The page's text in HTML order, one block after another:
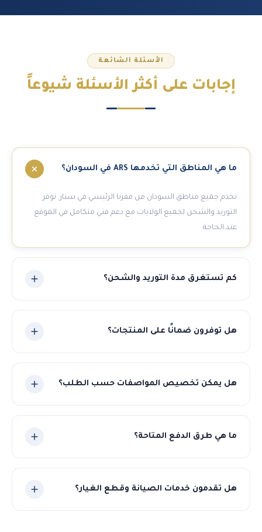
الأسئلة الشائعة
إجابات على أكثر الأسئلة شيوعاً
ما هي المناطق التي تخدمها ARS في السودان؟
نخدم جميع مناطق السودان من مقرنا الرئيسي في سنار. نوفر
التوريد والشحن لجميع الولايات مع دعم فني متكامل في الموقع
عند الحاجة.
كم تستغرق مدة التوريد والشحن؟
بالمواعيد المتفق عليها ونوفر تتبعاً مستمراً للشحنة.
هل توفرون ضمانًا على المنتجات؟
هل يمكن تخصيص المواصفات حسب الطلب؟
ما هي طرق الدفع المتاحة؟
هل تقدمون خدمات الصيانة وقطع الغيار؟